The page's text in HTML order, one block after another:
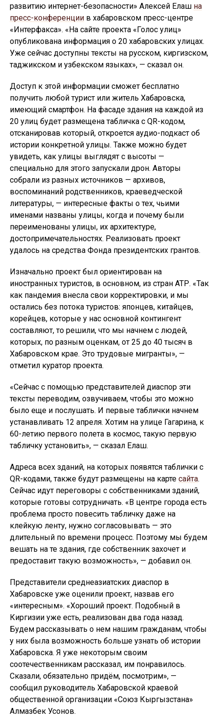
развитию интернет-безопасности» Алексей Елаш на
пресс-конференции в хабаровском пресс-центре
«Интерфакса». «На сайте проекта «Голос улиц»
опубликована информация о 20 хабаровских улицах.
Уже сейчас доступны тексты на русском, киргизском,
таджикском и узбекском языках», — сказал он.
Доступ к этой информации сможет бесплатно
получить любой турист или житель Хабаровска,
имеющий смартфон. На фасаде здания на каждой из
20 улиц будет размещена табличка с QR-кодом,
отсканировав который, откроется аудио-подкаст об
истории конкретной улицы. Также можно будет
увидеть, как улицы выглядят с высоты —
специально для этого запускали дрон. Авторы
собрали из разных источников — архивов,
воспоминаний родственников, краеведческой
литературы, — интересные факты о тех, чьими
именами названы улицы, когда и почему были
переименованы улицы, их архитектуре,
достопримечательностях. Реализовать проект
удалось на средства Фонда президентских грантов.
Изначально проект был ориентирован на
иностранных туристов, в основном, из стран АТР. «Так
как пандемия внесла свои корректировки, и мы
остались без потока туристов: японцев, китайцев,
корейцев, которые у нас основной контингент
составляют, то решили, что мы начнем с людей,
которых, по разным оценкам, от 25 до 40 тысяч в
Хабаровском крае. Это трудовые мигранты», —
отметил куратор проекта.
«Сейчас с помощью представителей диаспор эти
тексты переводим, озвучиваем, чтобы это можно
было еще и послушать. И первые таблички начнем
устанавливать 12 апреля. Хотим на улице Гагарина, к
60-летию первого полета в космос, такую первую
табличку установить», — сказал Елаш.
Адреса всех зданий, на которых появятся таблички с
QR-кодами, также будут размещены на карте сайта.
Сейчас идут переговоры с собственниками зданий,
которые готовы сотрудничать. «В центре города есть
проблема просто повесить табличку даже на
клейкую ленту, нужно согласовывать — это
длительный по времени процесс. Поэтому мы будем
вешать на те здания, где собственник захочет и
предоставит такую возможность», — добавил он.
Представители среднеазиатских диаспор в
Хабаровске уже оценили проект, назвав его
«интересным». «Хороший проект. Подобный в
Киргизии уже есть, реализован два года назад.
Будем рассказывать о нем нашим гражданам, чтобы
у них была возможность больше узнать об истории
Хабаровска. Я уже некоторым своим
соотечественникам рассказал, им понравилось.
Сказали, обязательно придём, посмотрим», —
сообщил руководитель Хабаровской краевой
общественной организации «Союз Кыргызстана»
Алмазбек Усонов.